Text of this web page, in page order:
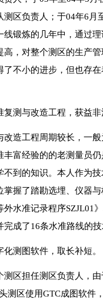
区负责人；于04年6
锻炼的几年中，通过
高，对整个测区的生产
不小的进步，但也存
测与改造工程，获益非
改造工程周期较长，一
富经验的的老测量员
到的知识。本人作为
握了踏勘选埋、仪器
水准记录程序SZJL01
成了16条水准路线的技
测图软件，取长补短。
区担任测区负责人，
测区使用GTC成图软件